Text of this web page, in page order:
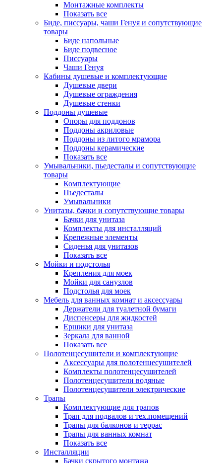
Монтажные комплекты
Показать все
Биде, писсуары, чаши Генуя и сопутствующие
товары
Биде напольные
Биде подвесное
Писсуары
Чаши Генуя
Кабины душевые и комплектующие
Душевые двери
Душевые ограждения
Душевые стенки
Поддоны душевые
Опоры для поддонов
Поддоны акриловые
Поддоны из литого мрамора
Поддоны керамические
Показать все
Умывальники, пьедесталы и сопутствующие
товары
Комплектующие
Пьедесталы
Умывальники
Унитазы, бачки и сопутствующие товары
Бачки для унитаза
Комплекты для инсталляций
Крепежные элементы
Сиденья для унитазов
Показать все
Мойки и подстолья
Крепления для моек
Мойки для санузлов
Подстолья для моек
Мебель для ванных комнат и аксессуары
Держатели для туалетной бумаги
Диспенсеры для жидкостей
Ершики для унитаза
Зеркала для ванной
Показать все
Полотенцесушители и комплектующие
Аксессуары для полотенцесушителей
Комплекты полотенцесушителей
Полотенцесушители водяные
Полотенцесушители электрические
Трапы
Комплектующие для трапов
Трап для подвалов и тех.помещений
Трапы для балконов и террас
Трапы для ванных комнат
Показать все
Инсталляции
Бачки скрытого монтажа